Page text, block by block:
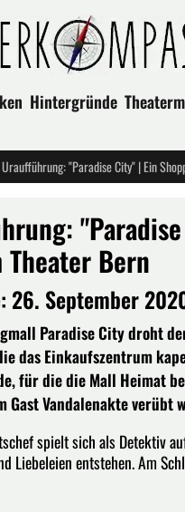
Hintergründe
Uraufführung: "Paradise City" | Ein
Bern
26. September
Paradise City droht
das Einkaufszentrum
für die die Mall Heimat
Gast Vandalenakte
spielt sich als Detektiv
Liebeleien entstehen. Am